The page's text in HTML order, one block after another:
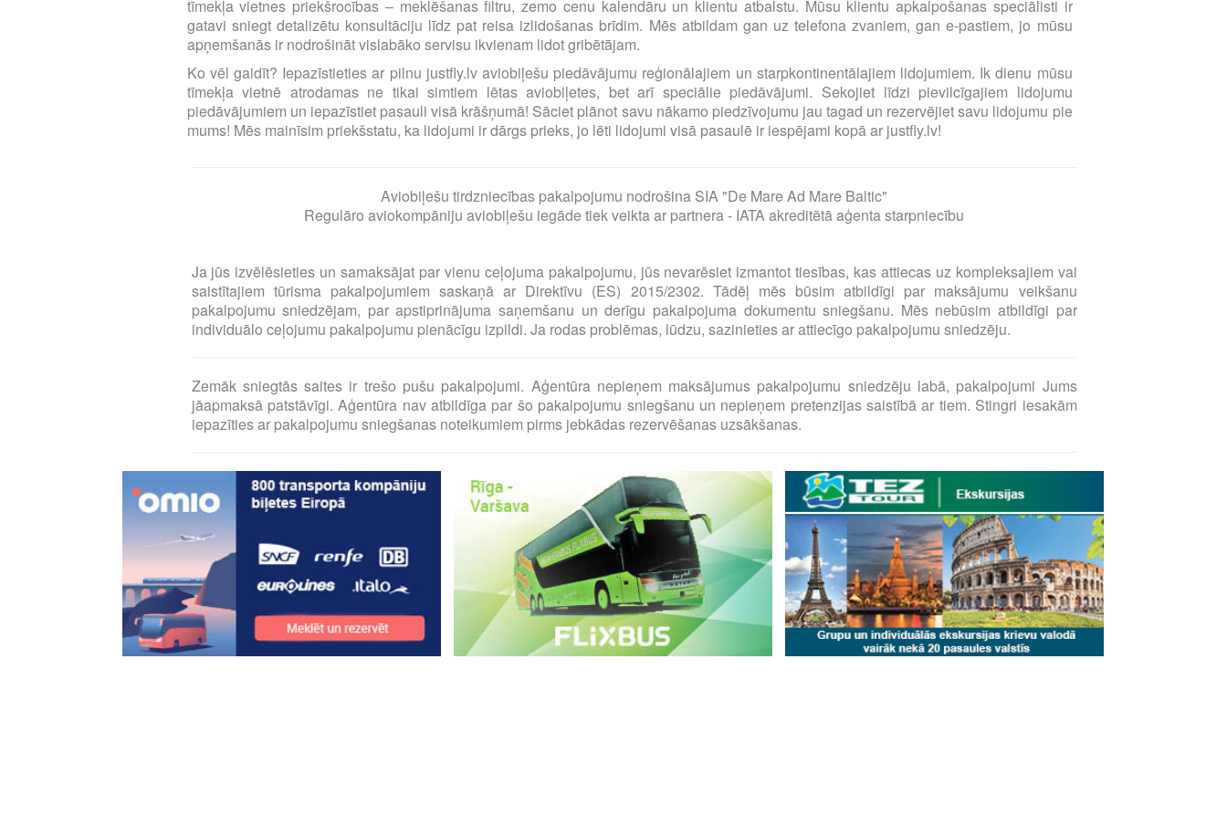
tīmekļa vietnes priekšrocības – meklēšanas filtru, zemo cenu kalendāru un klientu atbalstu. Mūsu klientu apkalpošanas speciālisti ir
gatavi sniegt detalizētu konsultāciju līdz pat reisa izlidošanas brīdim. Mēs atbildam gan uz telefona zvaniem, gan e-pastiem, jo mūsu
apņemšanās ir nodrošināt vislabāko servisu ikvienam lidot gribētājam.
Ko vēl gaidīt? Iepazīstieties ar pilnu justfly.lv aviobiļešu piedāvājumu reģionālajiem un starpkontinentālajiem lidojumiem. Ik dienu mūsu
tīmekļa vietnē atrodamas ne tikai simtiem lētas aviobiļetes, bet arī speciālie piedāvājumi. Sekojiet līdzi pievilcīgajiem lidojumu
piedāvājumiem un iepazīstiet pasauli visā krāšņumā! Sāciet plānot savu nākamo piedzīvojumu jau tagad un rezervējiet savu lidojumu pie
mums! Mēs mainīsim priekšstatu, ka lidojumi ir dārgs prieks, jo lēti lidojumi visā pasaulē ir iespējami kopā ar justfly.lv!
Aviobiļešu tirdzniecības pakalpojumu nodrošina SIA "De Mare Ad Mare Baltic"
Regulāro aviokompāniju aviobiļešu iegāde tiek veikta ar partnera - IATA akreditētā aģenta starpniecību
Ja jūs izvēlēsieties un samaksājat par vienu ceļojuma pakalpojumu, jūs nevarēsiet izmantot tiesības, kas attiecas uz kompleksajiem vai
saistītajiem tūrisma pakalpojumiem saskaņā ar Direktīvu (ES) 2015/2302. Tādēļ mēs būsim atbildīgi par maksājumu veikšanu
pakalpojumu sniedzējam, par apstiprinājuma saņemšanu un derīgu pakalpojuma dokumentu sniegšanu. Mēs nebūsim atbildīgi par
individuālo ceļojumu pakalpojumu pienācīgu izpildi. Ja rodas problēmas, lūdzu, sazinieties ar attiecīgo pakalpojumu sniedzēju.
Zemāk sniegtās saites ir trešo pušu pakalpojumi. Aģentūra nepieņem maksājumus pakalpojumu sniedzēju labā, pakalpojumi Jums
jāapmaksā patstāvīgi. Aģentūra nav atbildīga par šo pakalpojumu sniegšanu un nepieņem pretenzijas saistībā ar tiem. Stingri iesakām
iepazīties ar pakalpojumu sniegšanas noteikumiem pirms jebkādas rezervēšanas uzsākšanas.